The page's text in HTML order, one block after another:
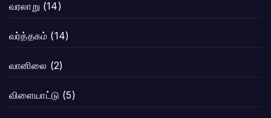
வரலாறு (14)
வர்த்தகம் (14)
வானிலை (2)
விளையாட்டு (5)